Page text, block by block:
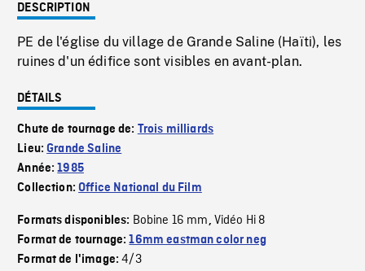
DESCRIPTION
PE de l'église du village de Grande Saline (Haïti), les
ruines d'un édifice sont visibles en avant-plan.
DÉTAILS
Chute de tournage de: Trois milliards
Lieu:Grande Saline
Année:1985
Collection:Office National du Film
Formats disponibles: Bobine 16 mm, Vidéo Hi 8
Format de tournage:16mm eastman color neg
Format de l'image:4/3